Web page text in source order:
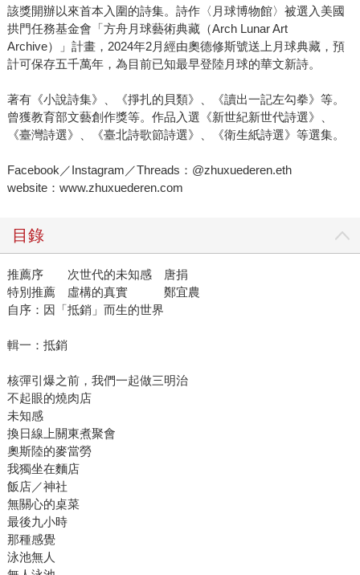
該獎開辦以來首本入圍的詩集。詩作〈月球博物館〉被選入美國
拱門任務基金會「方舟月球藝術典藏（Arch Lunar Art
Archive）」計畫，2024年2月經由奧德修斯號送上月球典藏，預
計可保存五千萬年，為目前已知最早登陸月球的華文新詩。
著有《小說詩集》、《掙扎的貝類》、《讀出一記左勾拳》等。
曾獲教育部文藝創作獎等。作品入選《新世紀新世代詩選》、
《臺灣詩選》、《臺北詩歌節詩選》、《衛生紙詩選》等選集。
Facebook／Instagram／Threads：@zhuxuederen.eth
website：www.zhuxuederen.com
目錄
推薦序 次世代的未知感 唐捐
特別推薦 虛構的真實 鄭宜農
自序：因「抵銷」而生的世界
輯一：抵銷
核彈引爆之前，我們一起做三明治
不起眼的燒肉店
未知感
換日線上關東煮聚會
奧斯陸的麥當勞
我獨坐在麵店
飯店／神社
無關心的桌菜
最後九小時
那種感覺
泳池無人